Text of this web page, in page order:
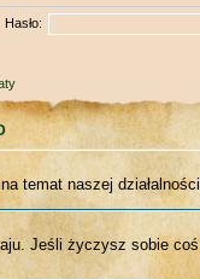
Hasło:
temat naszej
Jeśli życzysz sobie